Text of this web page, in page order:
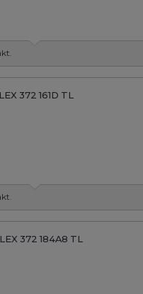
372 161D TL
372 184A8 TL